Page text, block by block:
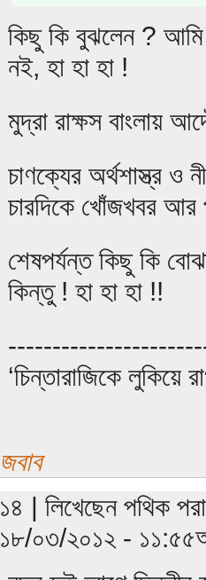
কিছু কি বুঝলেন ? আমি
নই, হা হা হা !
মুদ্রা রাক্ষস বাংলায়
চাণক্যের অর্থশাস্ত্র ও
চারদিকে খোঁজখবর আর
শেষপর্যন্ত কিছু কি
কিন্তু ! হা হা হা !!
‘চিন্তারাজিকে লুকিয়ে
জবাব
১৪ | লিখেছেন পথিক
১৮/০৩/২০১২ -